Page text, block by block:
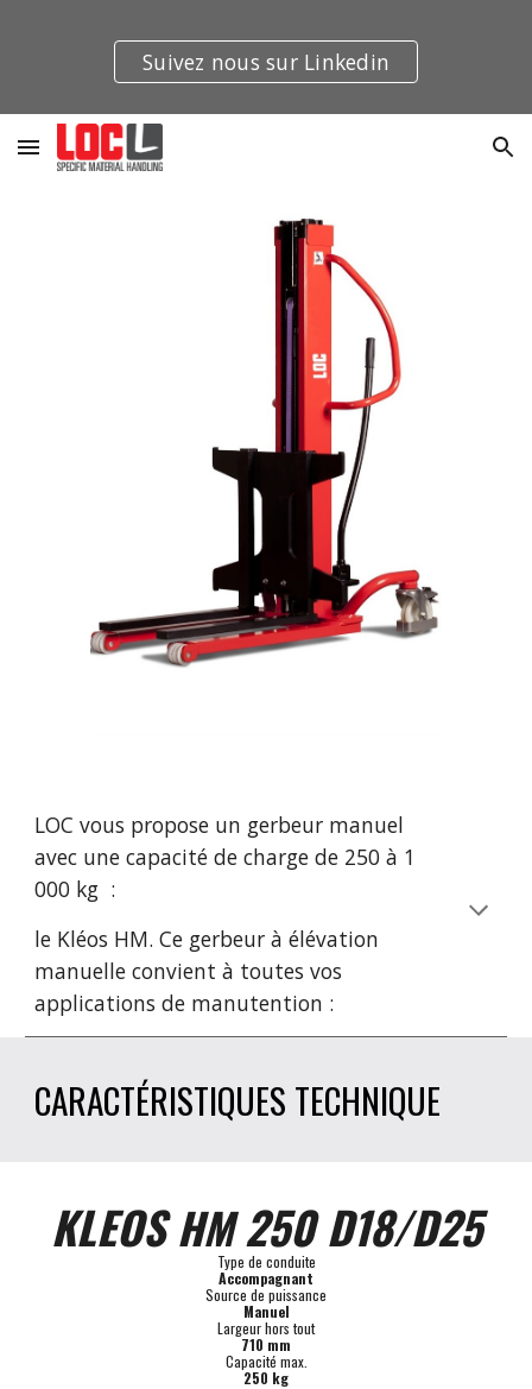
Skip to main content Skip to navigation
Suivez nous sur Linkedin
LOC vous propose un gerbeur manuel
avec une capacité de charge de 250 à 1
000 kg  :
le Kléos HM. Ce gerbeur à élévation
manuelle convient à toutes vos
applications de manutention :
CARACTÉRISTIQUES TECHNIQUE
KLEOS HM 250 D18/D25
Type de conduite
Accompagnant
Source de puissance
Manuel
Largeur hors tout
710 mm
Capacité max.
250 kg